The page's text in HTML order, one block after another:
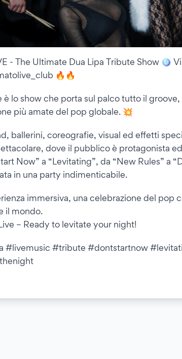
- The Ultimate Dua Lipa Tribute Show 🪩
🔥🔥
è lo show che porta sul palco tutto il
più amate del pop globale. 💥
ballerini, coreografie, visual ed eﬀetti
dove il pubblico è protagonista
Now” a “Levitating”, da “New Rules” a
in una party indimenticabile.
immersiva, una celebrazione del pop
il mondo.
– Ready to levitate your night!
#livemusic #tribute #dontstartnow